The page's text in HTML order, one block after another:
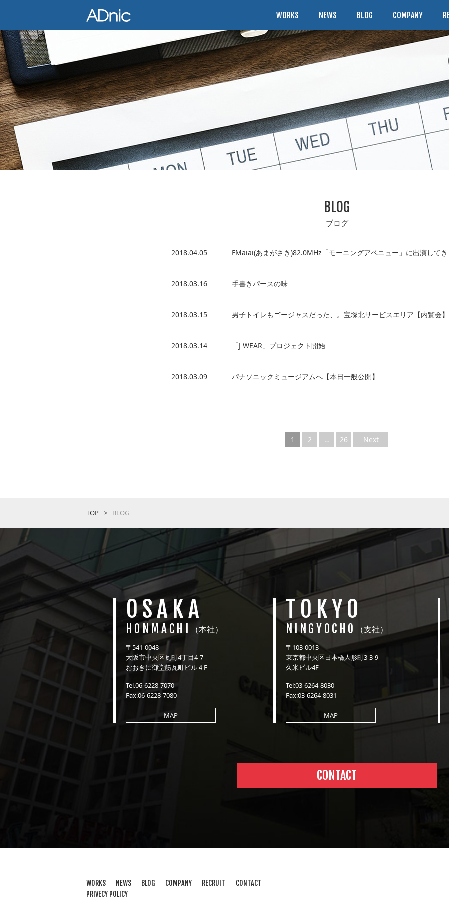
WORKS NEWS BLOG COMPANY
BLOG
ブログ
2018.04.05 FMaiai(あまがさき)82.0MHz「モーニングアベニュー」に出演して
2018.03.16 手書きパースの味
2018.03.15 男子トイレもゴージャスだった、。宝塚北サービスエリア【内覧会】
2018.03.14 「J WEAR」プロジェクト開始
2018.03.09 パナソニックミュージアムへ【本日一般公開】
1 2 … 26 Next
TOP BLOG
OSAKA
HONMACHI （本社）
〒541-0048
大阪市中央区瓦町4丁目4-7
おおきに御堂筋瓦町ビル４F
Tel.06-6228-7070
Fax.06-6228-7080
MAP
TOKYO
NINGYOCHO （支社）
〒103-0013
東京都中央区日本橋人形町3-3-9
久米ビル4F
Tel:03-6264-8030
Fax:03-6264-8031
MAP
CONTACT
WORKS NEWS BLOG COMPANY RECRUIT
CONTACT
PRIVECY POLICY